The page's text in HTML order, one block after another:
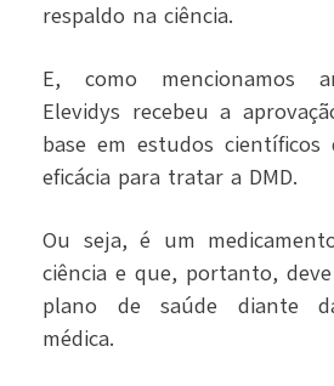
respaldo na ciência.
E, como mencionamos
Elevidys recebeu a
base em estudos
eficácia para tratar a DMD.
Ou seja, é um
ciência e que, portanto,
plano de saúde diante
médica.